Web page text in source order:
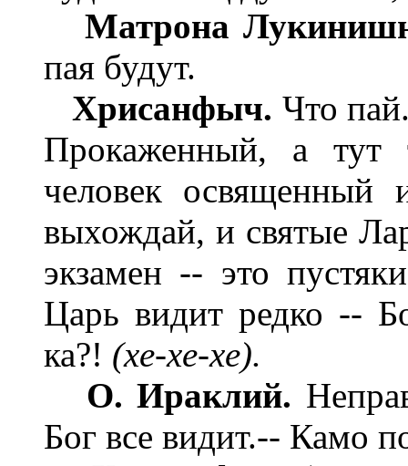
Матрона
пая будут.
Хрисанфыч. Что
Прокаженный, а тут
человек освященный
выхождай, и святые
экзамен -- это
Царь видит редко --
ка?! (хе-хе-хе).
О. Ираклий.
Бог все видит.-- Камо